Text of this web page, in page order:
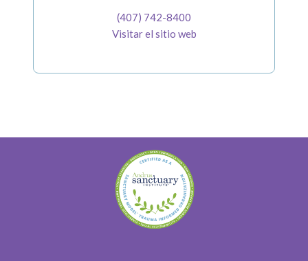
(407) 742-8400
Visitar el sitio web